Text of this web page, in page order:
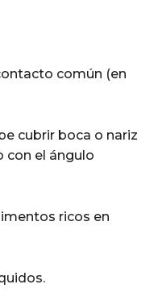
común (en
cubrir boca o nariz
con el ángulo
ricos en